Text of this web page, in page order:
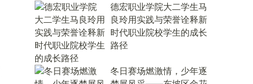
德宏职业学院大二学生马
良玲用实践与荣誉诠释新
时代职业院校学生的成长
路径
冬日赛场燃激情，少年逐